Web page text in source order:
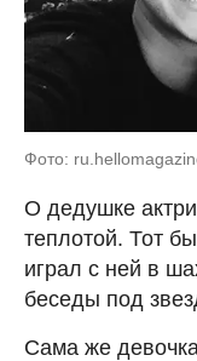
Фото:
О дедушке
теплотой. Тот
играл с ней в
беседы под
Сама же